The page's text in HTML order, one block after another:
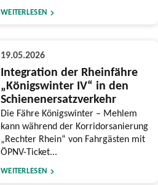
WEITERLESEN
19.05.2026
Integration der Rheinfähre
„Königswinter IV“ in den
Schienenersatzverkehr
Die Fähre Königswinter – Mehlem
kann während der Korridorsanierung
„Rechter Rhein“ von Fahrgästen mit
ÖPNV-Ticket...
WEITERLESEN